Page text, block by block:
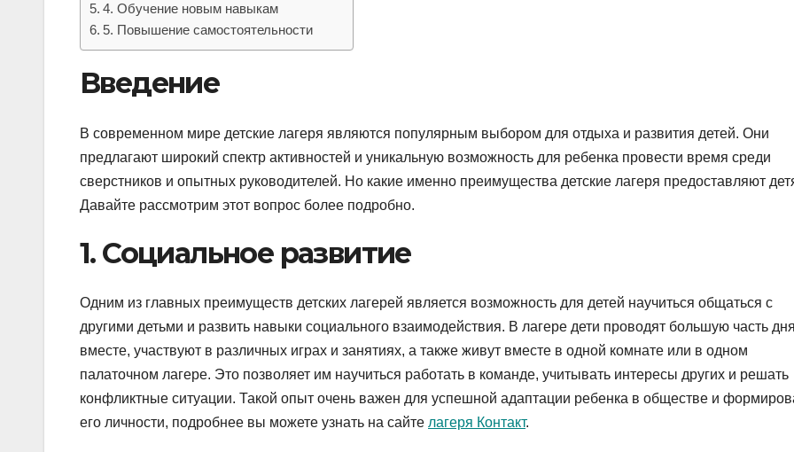
4. Обучение новым навыкам
5. Повышение самостоятельности
Введение
В современном мире детские лагеря являются популярным выбором для отдыха и развития детей. Они
предлагают широкий спектр активностей и уникальную возможность для ребенка провести время среди
сверстников и опытных руководителей. Но какие именно преимущества детские лагеря предоставляют
Давайте рассмотрим этот вопрос более подробно.
1. Социальное развитие
Одним из главных преимуществ детских лагерей является возможность для детей научиться общаться с
другими детьми и развить навыки социального взаимодействия. В лагере дети проводят большую часть
вместе, участвуют в различных играх и занятиях, а также живут вместе в одной комнате или в одном
палаточном лагере. Это позволяет им научиться работать в команде, учитывать интересы других и решать
конфликтные ситуации. Такой опыт очень важен для успешной адаптации ребенка в обществе и
его личности, подробнее вы можете узнать на сайте лагеря Контакт.